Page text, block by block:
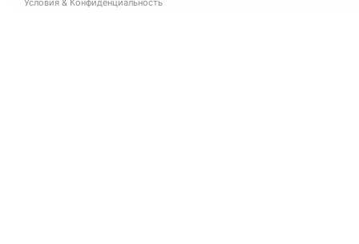
Условия & Конфиденциальность